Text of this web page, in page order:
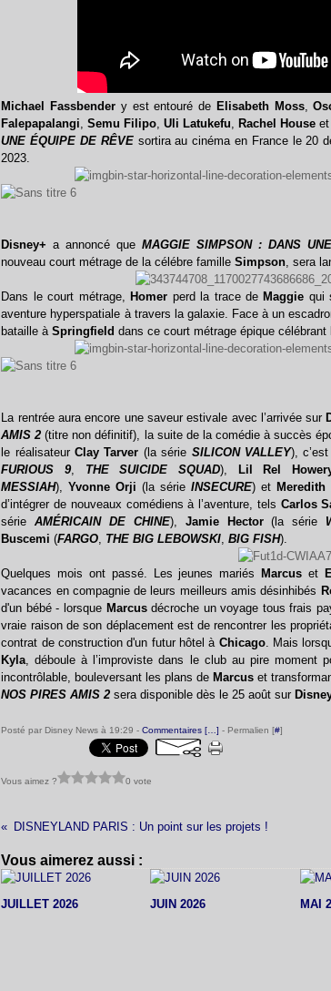
Michael Fassbender y est entouré de Elisabeth Moss,
Falepapalangi,Semu Filipo,Uli Latukefu, Rachel House et
UNE ÉQUIPE DE RÊVEsortira au cinéma en France le 20
2023.
Disney+ a annoncé que MAGGIE SIMPSON : DANS
nouveau court métrage de la célébre familleSimpson, sera
Dans le court métrage, Homer perd la trace de Maggie qui
aventure hyperspatiale à travers la galaxie. Face à un
bataille àSpringfield dans ce court métrage épique
La rentrée aura encore une saveur estivale avec l’arrivée sur
AMIS 2 (titre non définitif), la suite de la comédie à succès
le réalisateurClay Tarver (la série SILICON VALLEY),
FURIOUS 9, THE SUICIDE SQUAD), Lil Rel
MESSIAH),Yvonne Orji(la sérieINSECURE) et Meredith
d’intégrer de nouveaux comédiens à l’aventure, tels Carlos
sérieAMÉRICAIN DE CHINE), Jamie Hector(la série
Buscemi (FARGO, THE BIG LEBOWSKI,BIG FISH).
Quelques mois ont passé. Les jeunes mariés Marcus et
vacances en compagnie de leurs meilleurs amis désinhibés
d'un bébé - lorsque Marcusdécroche un voyage tous frais
vraie raison de son déplacement est de rencontrer les
contrat de construction d'un futur hôtel à Chicago. Mais
Kyla, déboule à l’improviste dans le club au pire moment
incontrôlable, bouleversant les plans de Marcus et
NOS PIRES AMIS 2 sera disponible dès le 25 août sur
Posté par Disney News à 19:29 -Commentaires [ …] - Permalien [#]
Vous aimez ? 0 vote
DISNEYLAND PARIS : Un point sur les projets !
Vous aimerez aussi :
JUILLET 2026 JUIN 2026 MAI